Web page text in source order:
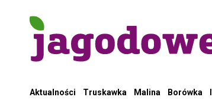
Aktualności Truskawka Malina Borówka